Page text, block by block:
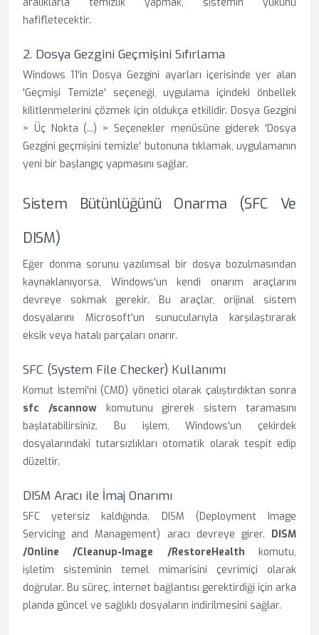
hafifletecektir.
2. Dosya Gezgini Geçmişini Sıfırlama
Windows 11'in Dosya Gezgini ayarları içerisinde yer alan
'Geçmişi Temizle' seçeneği, uygulama içindeki önbellek
kilitlenmelerini çözmek için oldukça etkilidir. Dosya Gezgini
> Üç Nokta (...) > Seçenekler menüsüne giderek 'Dosya
Gezgini geçmişini temizle' butonuna tıklamak, uygulamanın
yeni bir başlangıç yapmasını sağlar.
Sistem Bütünlüğünü Onarma (SFC Ve
DISM)
Eğer donma sorunu yazılımsal bir dosya bozulmasından
kaynaklanıyorsa, Windows'un kendi onarım araçlarını
devreye sokmak gerekir. Bu araçlar, orijinal sistem
dosyalarını Microsoft'un sunucularıyla karşılaştırarak
eksik veya hatalı parçaları onarır.
SFC (System File Checker) Kullanımı
Komut İstemi'ni (CMD) yönetici olarak çalıştırdıktan sonra
sfc /scannowkomutunu girerek sistem taramasını
başlatabilirsiniz. Bu işlem, Windows'un çekirdek
dosyalarındaki tutarsızlıkları otomatik olarak tespit edip
düzeltir.
DISM Aracı ile İmaj Onarımı
SFC yetersiz kaldığında, DISM (Deployment Image
Servicing and Management) aracı devreye girer. DISM
/Online /Cleanup-Image /RestoreHealth komutu,
işletim sisteminin temel mimarisini çevrimiçi olarak
doğrular. Bu süreç, internet bağlantısı gerektirdiği için arka
planda güncel ve sağlıklı dosyaların indirilmesini sağlar.